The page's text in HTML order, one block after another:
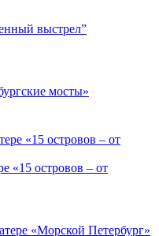
выстрел”
мосты»
«15 островов – от